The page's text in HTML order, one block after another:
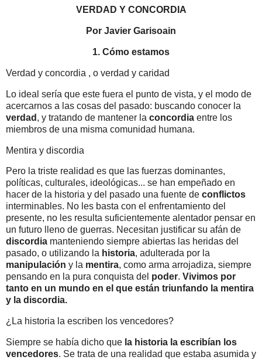
VERDAD Y CONCORDIA
Por Javier Garisoain
1. Cómo estamos
Verdad y concordia , o verdad y caridad
Lo ideal sería que este fuera el punto de vista, y el modo de
acercarnos a las cosas del pasado: buscando conocer la
verdad , y tratando de mantener la concordia entre los
miembros de una misma comunidad humana.
Mentira y discordia
Pero la triste realidad es que las fuerzas dominantes,
políticas, culturales, ideológicas... se han empeñado en
hacer de la historia y del pasado una fuente de conflictos
interminables. No les basta con el enfrentamiento del
presente, no les resulta suficientemente alentador pensar en
un futuro lleno de guerras. Necesitan justificar su afán de
discordia manteniendo siempre abiertas las heridas del
pasado, o utilizando la historia, adulterada por la
manipulación y la mentira, como arma arrojadiza, siempre
pensando en la pura conquista del poder. Vivimos por
tanto en un mundo en el que están triunfando la mentira
y la discordia.
¿La historia la escriben los vencedores?
Siempre se había dicho que la historia la escribían los
vencedores. Se trata de una realidad que estaba asumida y